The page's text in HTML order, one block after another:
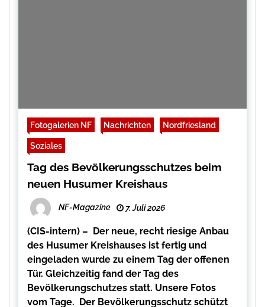
Fotogalerien NF Nachrichten Nordfriesland
Soziales
Tag des Bevölkerungsschutzes beim
neuen Husumer Kreishaus
NF-Magazine 7. Juli 2026
(CIS-intern) – Der neue, recht riesige Anbau
des Husumer Kreishauses ist fertig und
eingeladen wurde zu einem Tag der offenen
Tür. Gleichzeitig fand der Tag des
Bevölkerungschutzes statt. Unsere Fotos
vom Tage. Der Bevölkerungsschutz schützt